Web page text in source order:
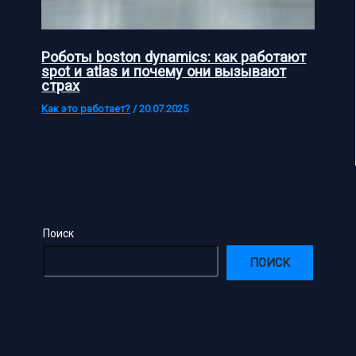
Роботы boston dynamics: как работают
spot и atlas и почему они вызывают
страх
Как это работает? /20.07.2025
Поиск
ПОИСК